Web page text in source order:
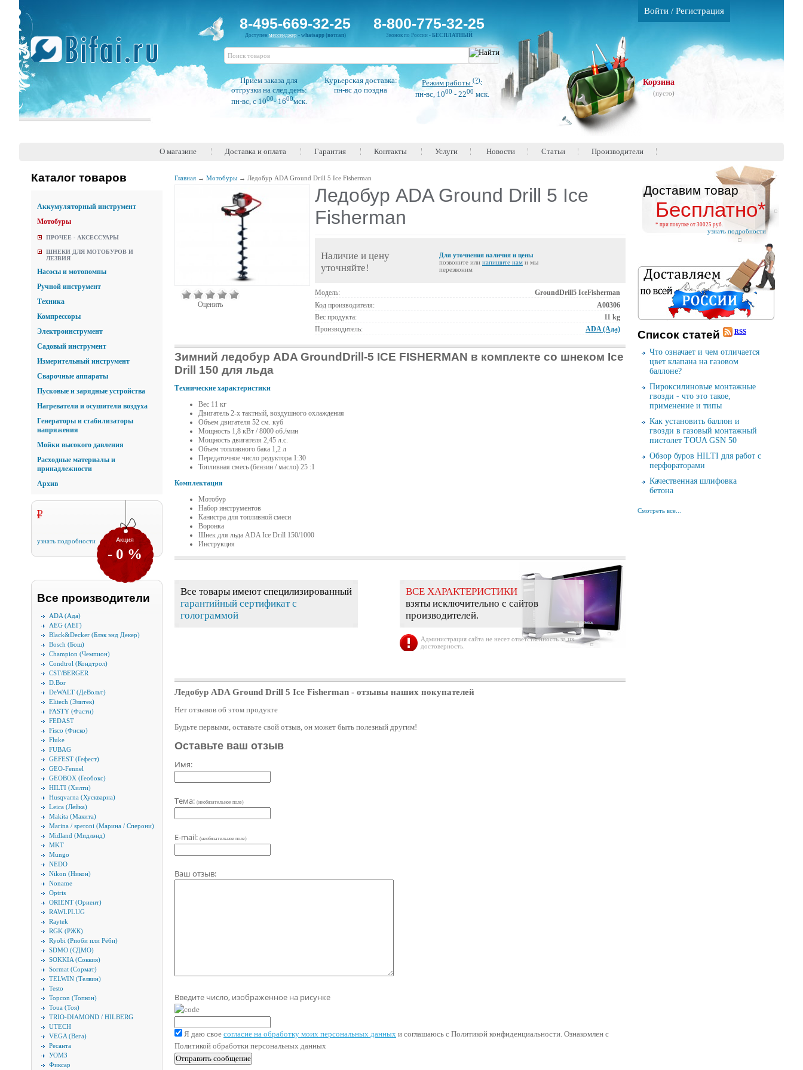
Войти /Регистрация
8-495-669-32-25
Доступен мессенджер- whatsapp (вотсап)
8-800-775-32-25
Звонок по России - БЕСПЛАТНЫЙ
Прием заказа для
отгрузки на след.день:
пн-вс, c 1000- 1600мск.
Курьерская доставка:
пн-вс до поздна
Режим работы(?):
пн-вс, 1000 - 2200 мск.
Корзина
(пусто)
О магазине Доставка и оплата Гарантия Контакты Услуги Новости Статьи Производители
Каталог товаров
Аккумуляторный инструмент
Мотобуры
ПРОЧЕЕ - АКСЕССУАРЫ
ШНЕКИ ДЛЯ МОТОБУРОВ И
ЛЕЗВИЯ
Насосы и мотопомпы
Ручной инструмент
Техника
Компрессоры
Электроинструмент
Садовый инструмент
Измерительный инструмент
Сварочные аппараты
Пусковые и зарядные устройства
Нагреватели и осушители воздуха
Генераторы и стабилизаторы
напряжения
Мойки высокого давления
Расходные материалы и
принадлежности
Архив
Акция
- 0 %
узнать подробности
Все производители
ADA (Ада)
AEG (АЕГ)
Black&Decker (Блэк энд Декер)
Bosch (Бош)
Champion (Чемпион)
Condtrol (Кондтрол)
CST/BERGER
D.Bor
DeWALT (ДеВольт)
Elitech (Элитек)
FASTY (Фасти)
FEDAST
Fisco (Фиско)
Fluke
FUBAG
GEFEST (Гефест)
GEO-Fennel
GEOBOX (Геобокс)
HILTI (Хилти)
Husqvarna (Хускварна)
Leica (Лейка)
Makita (Макита)
Marina / speroni (Марина / Сперони)
Midland (Мидлэнд)
MKT
Mungo
NEDO
Nikon (Никон)
Noname
Optris
ORIENT (Ориент)
RAWLPLUG
Raytek
RGK (РЖК)
Ryobi (Риоби или Рёби)
SDMO (СДМО)
SOKKIA (Соккия)
Sormat (Сормат)
TELWIN (Телвин)
Testo
Topcon (Топкон)
Toua (Тоя)
TRIO-DIAMOND / HILBERG
UTECH
VEGA (Вега)
Ресанта
УОМЗ
Фиксар
Главная → Мотобуры → Ледобур ADA Ground Drill 5 Ice Fisherman
Оценить
Ледобур ADA Ground Drill 5 Ice
Fisherman
Наличие и цену
уточняйте!
Для уточнения наличия и цены
позвоните или напишите нам и мы
перезвоним
Модель:
GroundDrill5 IceFisherman
Код производителя:
А00306
Вес продукта:
11 kg
Производитель:
ADA (Ада)
Зимний ледобур ADA GroundDrill-5 ICE FISHERMAN в комплекте со шнеком Ice
Drill 150 для льда
Технические характеристики
Вес 11 кг
Двигатель 2-х тактный, воздушного охлаждения
Объем двигателя 52 см. куб
Мощность 1,8 кВт / 8000 об./мин
Мощность двигателя 2,45 л.с.
Объем топливного бака 1,2 л
Передаточное число редуктора 1:30
Топливная смесь (бензин / масло) 25 :1
Комплектация
Мотобур
Набор инструментов
Канистра для топливной смеси
Воронка
Шнек для льда ADA Ice Drill 150/1000
Инструкция
Все товары имеют специлизированный
гарантийный сертификат с
голограммой
ВСЕ ХАРАКТЕРИСТИКИ
взяты исключительно с сайтов
производителей.
Администрация сайта не несет ответственность за их
достоверность.
Ледобур ADA Ground Drill 5 Ice Fisherman - отзывы наших покупателей
Нет отзывов об этом продукте
Будьте первыми, оставьте свой отзыв, он может быть полезный другим!
Оставьте ваш отзыв
Имя:
Тема: (необязательное поле)
E-mail: (необязательное поле)
Ваш отзыв:
Введите число, изображенное на рисунке
Я даю свое согласие на обработку моих персональных данных и соглашаюсь с Политикой конфиденциальности. Ознакомлен с
Политикой обработки персональных данных
Доставим товар
Бесплатно*
* при покупке от 30025 руб.
узнать подробности
Cписок cтатей RSS
Что означает и чем отличается
цвет клапана на газовом
баллоне?
Пироксилиновые монтажные
гвозди - что это такое,
применение и типы
Как установить баллон и
гвозди в газовый монтажный
пистолет TOUA GSN 50
Обзор буров HILTI для работ с
перфораторами
Качественная шлифовка
бетона
Смотреть все...